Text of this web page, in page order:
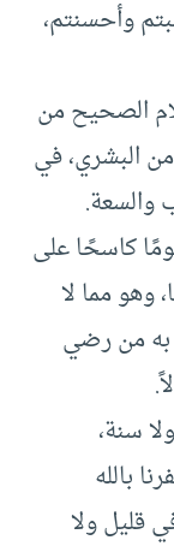
وأحسنتم،
الصحيح من
البشري، في
والسعة.
كاسحًا على
وهو مما لا
به من رضي
سنة،
بالله
قليل ولا